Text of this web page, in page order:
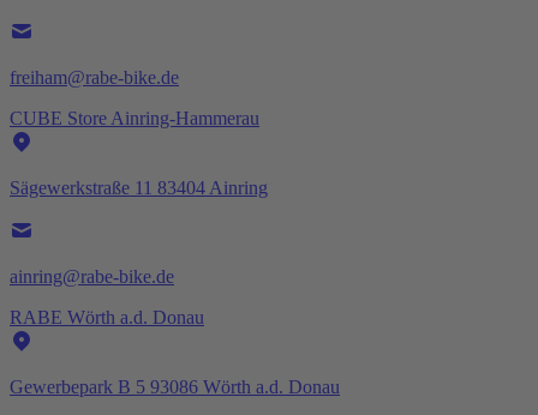
freiham@rabe-bike.de
CUBE Store Ainring-Hammerau
Sägewerkstraße 11 83404 Ainring
ainring@rabe-bike.de
RABE Wörth a.d. Donau
Gewerbepark B 5 93086 Wörth a.d. Donau